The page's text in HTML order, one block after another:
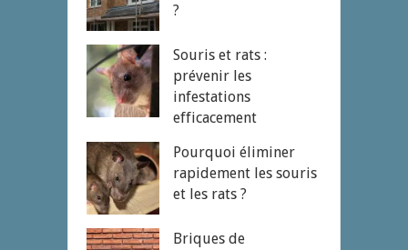
?
Souris et rats :
prévenir les
infestations
efficacement
Pourquoi éliminer
rapidement les souris
et les rats ?
Briques de